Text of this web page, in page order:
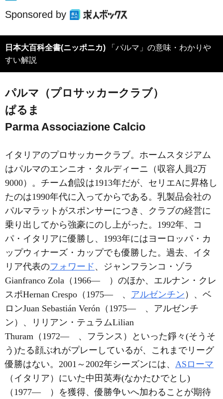
Sponsored by
日本大百科全書(ニッポニカ) 「パルマ」の意味・わかりや
すい解説
パルマ（プロサッカークラブ）
ぱるま
Parma Associazione Calcio
イタリアのプロサッカークラブ。ホームスタジアム
はパルマのエンニオ・タルディーニ（収容人員2万
9000）。チーム創設は1913年だが、セリエAに昇格し
たのは1990年代に入ってからである。乳製品会社の
パルマラットがスポンサーにつき、クラブの経営に
乗り出してから強豪にのし上がった。1992年、コ
パ・イタリアに優勝し、1993年にはヨーロッパ・カ
ップウィナーズ・カップでも優勝した。過去、イタ
リア代表のフォワード 、ジャンフランコ・ゾラ
Gianfranco Zola（1966― ）のほか、エルナン・クレ
スポHernan Crespo（1975― 、 アルゼンチン ）、ベ
ロンJuan Sebastián Verón（1975― 、アルゼンチ
ン）、リリアン・テュラムLilian
Thuram（1972― 、フランス）といった錚々(そうそ
う)たる顔ぶれがプレーしているが、これまでリーグ
優勝はない。2001～2002年シーズンには、 ASローマ
（イタリア）にいた中田英寿(なかたひでとし)
（1977― ）を獲得、優勝争いへ加わることが期待